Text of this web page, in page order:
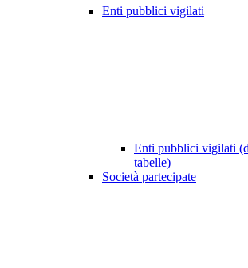
Enti pubblici vigilati
Enti pubblici vigilati
tabelle)
Società partecipate